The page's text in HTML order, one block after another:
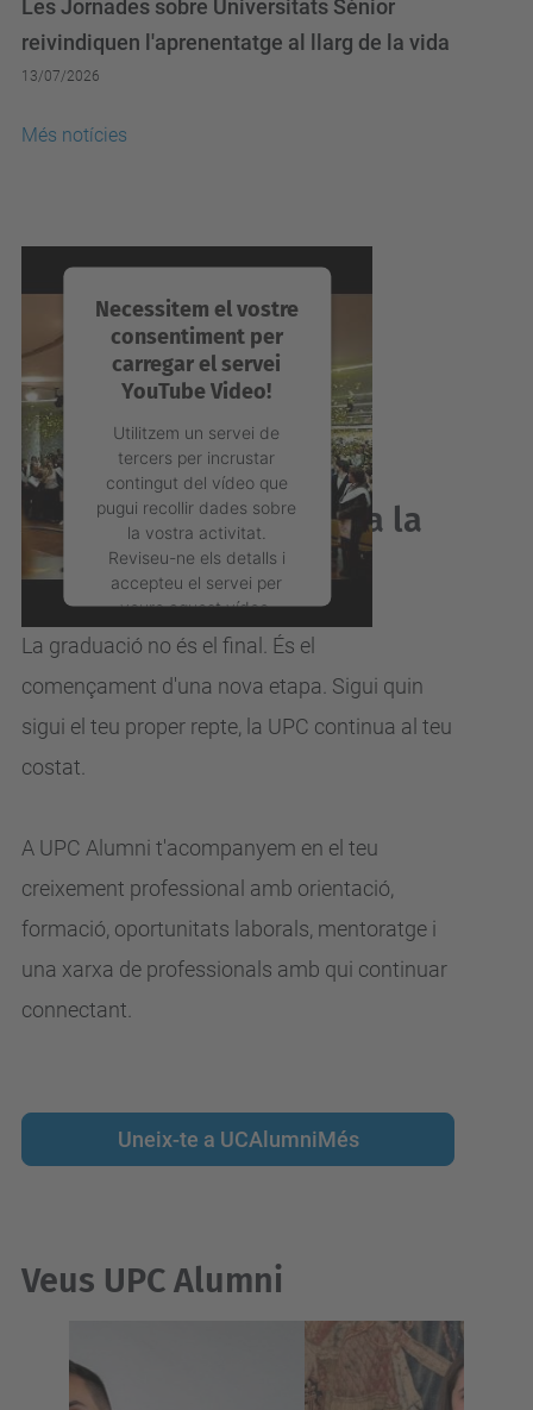
reivindiquen l'aprenentatge al llarg de la vida
13/07/2026
Més notícies
Necessitem el vostre
consentiment per
carregar el servei
YouTube Video!
Utilitzem un servei de
tercers per incrustar
contingut del vídeo que
pugui recollir dades sobre
la vostra activitat.
Reviseu-ne els detalls i
accepteu el servei per
veure aquest vídeo.
Accepta
Acabes de graduar-te a la
UPC?
La graduació no és el final. És el
començament d'una nova etapa. Sigui quin
sigui el teu proper repte, la UPC continua al teu
costat.
A UPC Alumni t'acompanyem en el teu
creixement professional amb orientació,
formació, oportunitats laborals, mentoratge i
una xarxa de professionals amb qui continuar
connectant.
Uneix-te a UCAlumniMés
Veus UPC Alumni